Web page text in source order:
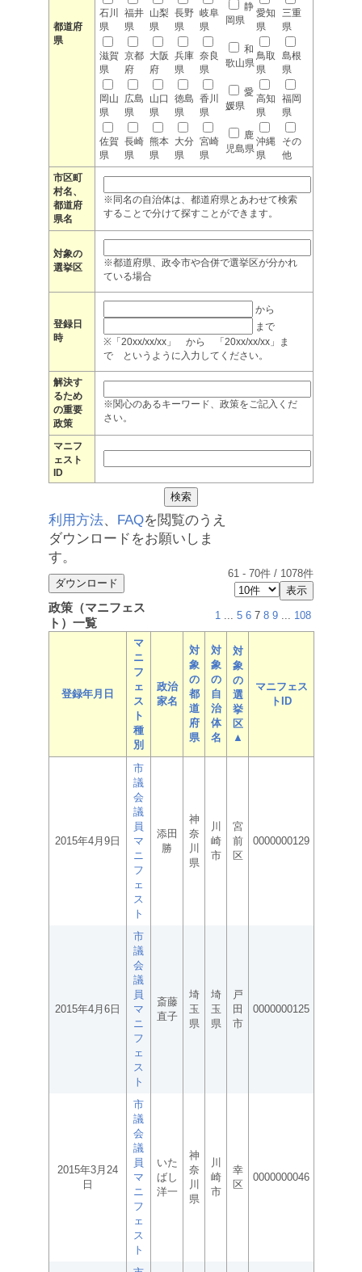
都道府
県
石川
県
福井
県
山梨
県
長野
県
岐阜
県
静
岡県
愛知
県
三重
県
滋賀
県
京都
府
大阪
府
兵庫
県
奈良
県
和
歌山県
鳥取
県
島根
県
岡山
県
広島
県
山口
県
徳島
県
香川
県
愛
媛県
高知
県
福岡
県
佐賀
県
長崎
県
熊本
県
大分
県
宮崎
県
鹿
児島県
沖縄
県
その
他
市区町
村名、
都道府
県名
※同名の自治体は、都道府県とあわせて検索
することで分けて探すことができます。
対象の
選挙区
※都道府県、政令市や合併で選挙区が分かれ
ている場合
登録日
時
から
まで
※「20xx/xx/xx」 から 「20xx/xx/xx」ま
で というように入力してください。
解決す
るため
の重要
政策
※関心のあるキーワード、政策をご記入くだ
さい。
マニフ
ェスト
ID
利用方法、 FAQを閲覧のうえ
ダウンロードをお願いしま
す。
61 - 70件 / 1078件
政策（マニフェス
ト）一覧
1 ... 5 6 7 8 9 ... 108
登録年月日
マ
ニ
フ
ェ
ス
ト
種
別
政治
家名
対
象
の
都
道
府
県
対
象
の
自
治
体
名
対
象
の
選
挙
区
▲
マニフェス
トID
2015年4月9日
市
議
会
議
員
マ
ニ
フ
ェ
ス
ト
添田
勝
神
奈
川
県
川
崎
市
宮
前
区
0000000129
2015年4月6日
市
議
会
議
員
マ
ニ
フ
ェ
ス
ト
斎藤
直子
埼
玉
県
埼
玉
県
戸
田
市
0000000125
2015年3月24
日
市
議
会
議
員
マ
ニ
フ
ェ
ス
ト
いた
ばし
洋一
神
奈
川
県
川
崎
市
幸
区
0000000046